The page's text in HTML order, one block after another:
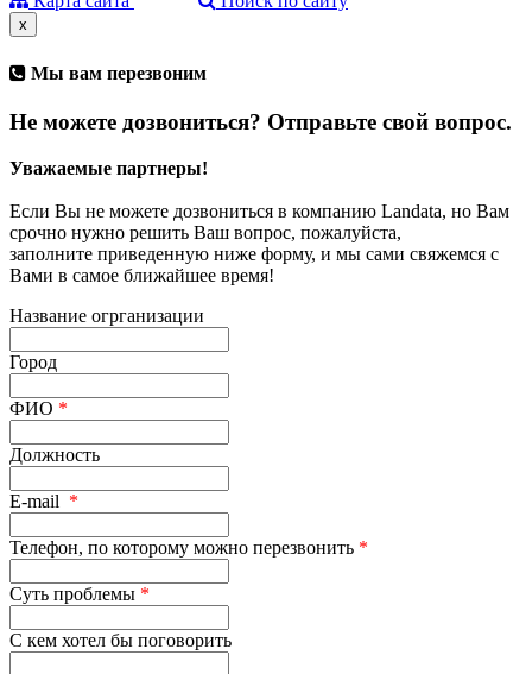
x
Мы вам перезвоним
Не можете дозвониться? Отправьте свой вопрос.
Уважаемые партнеры!
Если Вы не можете дозвониться в компанию Landata, но Вам
срочно нужно решить Ваш вопрос, пожалуйста,
заполните приведенную ниже форму, и мы сами свяжемся с
Вами в самое ближайшее время!
Название огрганизации
Город
ФИО *
Должность
E-mail *
Телефон, по которому можно перезвонить *
Суть проблемы *
С кем хотел бы поговорить